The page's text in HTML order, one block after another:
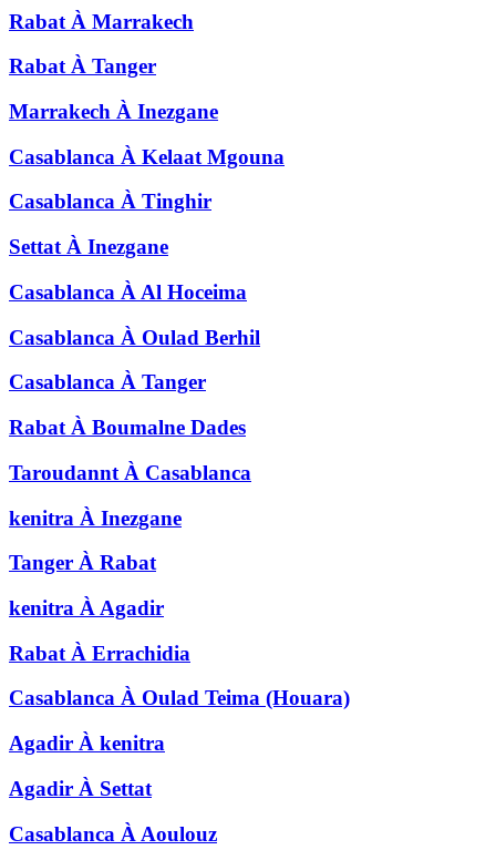
Rabat À Marrakech
Rabat À Tanger
Marrakech À Inezgane
Casablanca À Kelaat Mgouna
Casablanca À Tinghir
Settat À Inezgane
Casablanca À Al Hoceima
Casablanca À Oulad Berhil
Casablanca À Tanger
Rabat À Boumalne Dades
Taroudannt À Casablanca
kenitra À Inezgane
Tanger À Rabat
kenitra À Agadir
Rabat À Errachidia
Casablanca À Oulad Teima (Houara)
Agadir À kenitra
Agadir À Settat
Casablanca À Aoulouz